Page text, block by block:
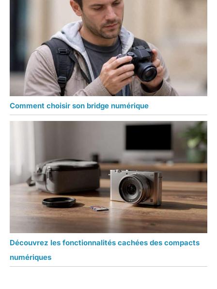
Comment choisir son bridge numérique
Découvrez les fonctionnalités cachées des compacts
numériques